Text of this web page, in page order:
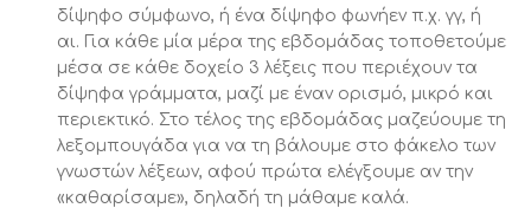
δίψηφο σύμφωνο, ή ένα δίψηφο φωνήεν π.χ. γγ, ή
αι. Για κάθε μία μέρα της εβδομάδας τοποθετούμε
μέσα σε κάθε δοχείο 3 λέξεις που περιέχουν τα
δίψηφα γράμματα, μαζί με έναν ορισμό, μικρό και
περιεκτικό. Στο τέλος της εβδομάδας μαζεύουμε τη
λεξομπουγάδα για να τη βάλουμε στο φάκελο των
γνωστών λέξεων, αφού πρώτα ελέγξουμε αν την
«καθαρίσαμε», δηλαδή τη μάθαμε καλά.